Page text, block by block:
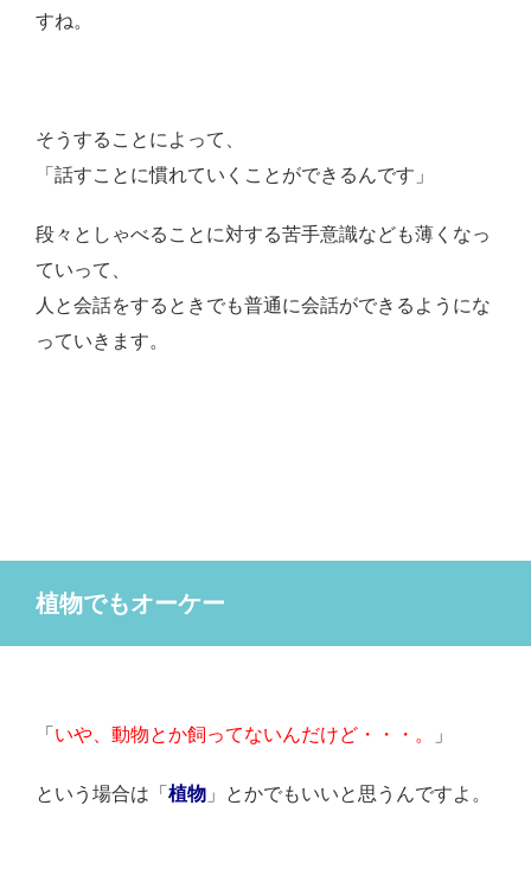
すね。
そうすることによって、
「話すことに慣れていくことができるんです」
段々としゃべることに対する苦手意識なども薄くなっ
ていって、
人と会話をするときでも普通に会話ができるようにな
っていきます。
植物でもオーケー
「 いや、動物とか飼ってないんだけど・・・。 」
という場合は「 植物 」とかでもいいと思うんですよ。